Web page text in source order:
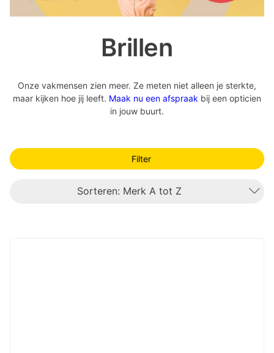
Brillen
Onze vakmensen zien meer. Ze meten niet alleen je sterkte,
maar kijken hoe jij leeft. Maak nu een afspraak bij een opticien
in jouw buurt.
Filter
Sorteren: Merk A tot Z